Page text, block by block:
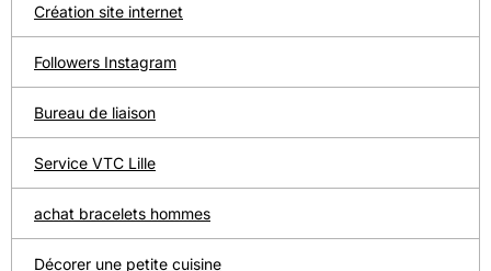
Création site internet
Followers Instagram
Bureau de liaison
Service VTC Lille
achat bracelets hommes
Décorer une petite cuisine